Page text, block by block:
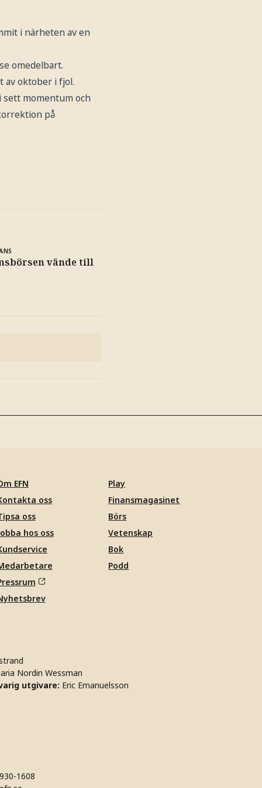
i närheten av en
omedelbart.
av oktober i fjol.
sett momentum och
på
vände till
EFN
oss
oss
hos oss
Play
Finansmagasinet
Börs
Vetenskap
Bok
Podd
Nordin Wessman
utgivare: Eric Emanuelsson
1608